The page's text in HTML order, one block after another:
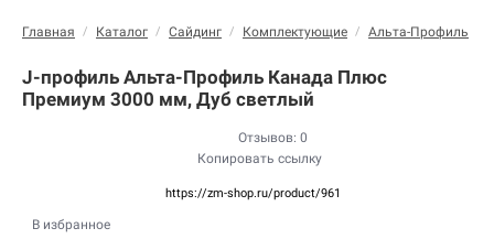
Главная / Каталог / Сайдинг / Комплектующие / Альта-Профиль
J-профиль Альта-Профиль Канада Плюс
Премиум 3000 мм, Дуб светлый
Отзывов: 0
Копировать ссылку
https://zm-shop.ru/product/961
В избранное